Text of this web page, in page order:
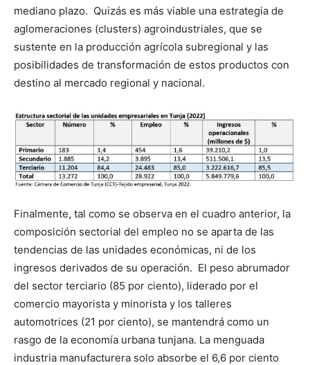
mediano plazo. Quizás es más viable una estrategia de
aglomeraciones (clusters) agroindustriales, que se
sustente en la producción agrícola subregional y las
posibilidades de transformación de estos productos con
destino al mercado regional y nacional.
Finalmente, tal como se observa en el cuadro anterior, la
composición sectorial del empleo no se aparta de las
tendencias de las unidades económicas, ni de los
ingresos derivados de su operación. El peso abrumador
del sector terciario (85 por ciento), liderado por el
comercio mayorista y minorista y los talleres
automotrices (21 por ciento), se mantendrá como un
rasgo de la economía urbana tunjana. La menguada
industria manufacturera solo absorbe el 6,6 por ciento